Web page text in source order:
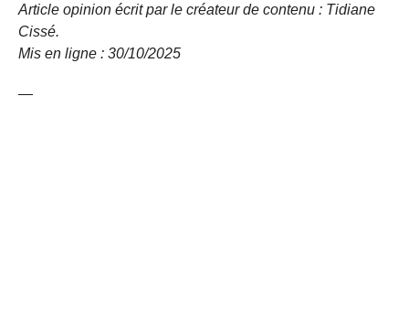
Article opinion écrit par le créateur de contenu : Tidiane
Cissé.
Mis en ligne : 30/10/2025
—